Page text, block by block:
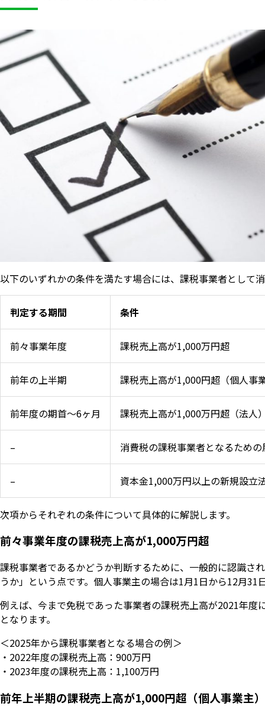
以下のいずれかの条件を満たす場合には、課税事業者として
判定する期間 条件
前々事業年度 課税売上高が1,000万円超
前年の上半期 課税売上高が1,000円超（個人事
前年度の期首〜6ヶ月 課税売上高が1,000万円超（法人
– 消費税の課税事業者となるため
– 資本金1,000万円以上の新規設立
次項からそれぞれの条件について具体的に解説します。
前々事業年度の課税売上高が1,000万円超
課税事業者であるかどうか判断するために、一般的に認識さ
うか」という点です。個人事業主の場合は1月1日から12月
例えば、今まで免税であった事業者の課税売上高が2021年
となります。
＜2025年から課税事業者となる場合の例＞
・2022年度の課税売上高：900万円
・2023年度の課税売上高：1,100万円
前年上半期の課税売上高が1,000円超（個人事業主